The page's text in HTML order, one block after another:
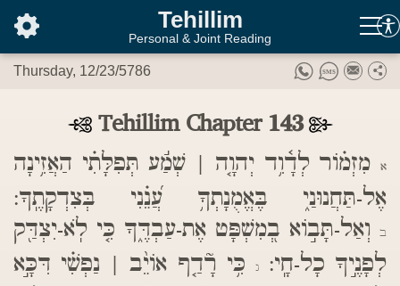
Tehillim
Personal & Joint Reading
Thursday, 12/23/5786
Tehillim Chapter 143
א
מִזְמ֗וֹר לְדָ֫וִ֥ד יְהוָ֤ה | שְׁמַ֬ע תְּפִלָּתִ֗י הַאֲזִ֥ינָה
אֶל-תַּחֲנוּנַ֑י בֶּאֱמֻנָתְךָ֥ עֲ֝נֵ֗נִי בְּצִדְקָתֶֽךָ:
ב
וְאַל-תָּב֣וֹא בְ֭מִשְׁפָּט אֶת-עַבְדֶּ֑ךָ כִּ֤י לֹֽא-יִצְדַּ֖ק
לְפָנֶ֣יךָ כָל-חָֽי:ג
כִּ֥י רָ֘דַ֤ף אוֹיֵ֨ב | נַפְשִׁ֗י דִּכָּ֣א